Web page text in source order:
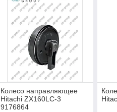
Колесо направляющее
Hitachi ZX160LC-3
9176864